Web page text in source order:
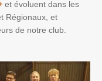
et évoluent dans les
Régionaux, et
de notre club.